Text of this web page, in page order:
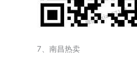
7、南昌热卖